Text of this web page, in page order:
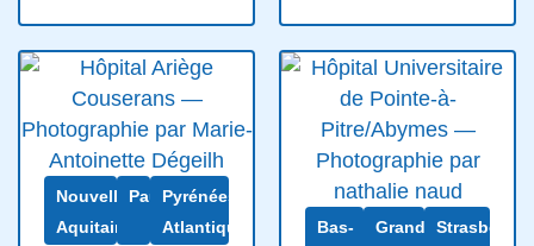
Nouvelle-
Aquitaine
Pau
Pyrénées-
Atlantiques
Bas-
Grand
Strasbourg